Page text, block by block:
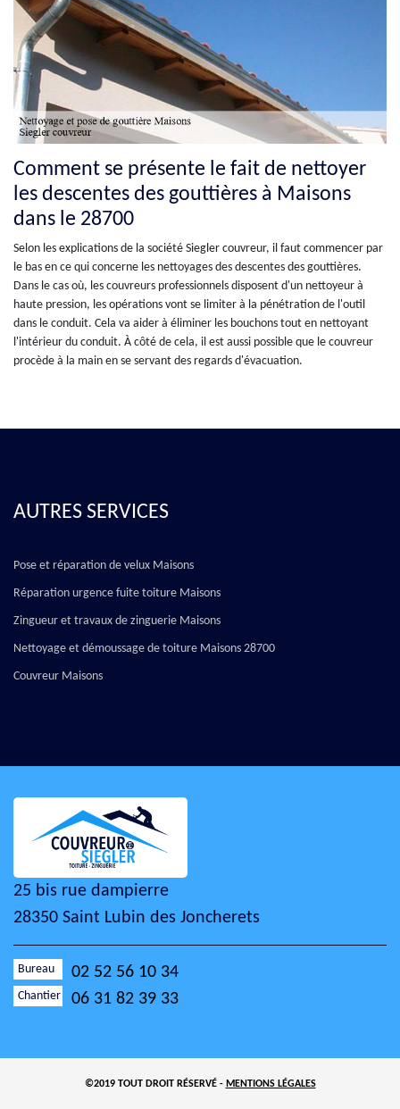
Comment se présente le fait de nettoyer
les descentes des gouttières à Maisons
dans le 28700
Selon les explications de la société Siegler couvreur, il faut commencer par
le bas en ce qui concerne les nettoyages des descentes des gouttières.
Dans le cas où, les couvreurs professionnels disposent d'un nettoyeur à
haute pression, les opérations vont se limiter à la pénétration de l'outil
dans le conduit. Cela va aider à éliminer les bouchons tout en nettoyant
l'intérieur du conduit. À côté de cela, il est aussi possible que le couvreur
procède à la main en se servant des regards d'évacuation.
AUTRES SERVICES
Pose et réparation de velux Maisons
Réparation urgence fuite toiture Maisons
Zingueur et travaux de zinguerie Maisons
Nettoyage et démoussage de toiture Maisons 28700
Couvreur Maisons
25 bis rue dampierre
28350 Saint Lubin des Joncherets
Bureau 02 52 56 10 34
Chantier 06 31 82 39 33
©2019 TOUT DROIT RÉSERVÉ - MENTIONS LÉGALES